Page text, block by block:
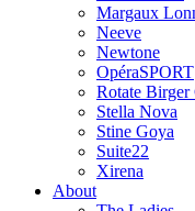
Margaux
Neeve
Newtone
OpéraSPORT
Rotate Birger
Stella Nova
Stine Goya
Suite22
Xirena
About